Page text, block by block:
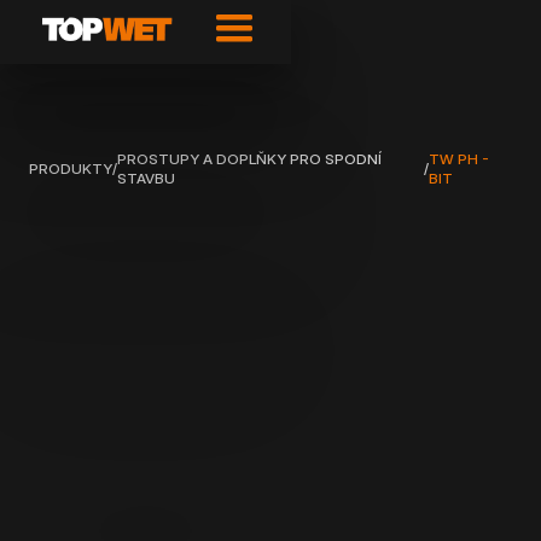
PRODUKTY/
PROSTUPY A DOPLŇKY PRO SPODNÍ
STAVBU
/
TW PH -
BIT